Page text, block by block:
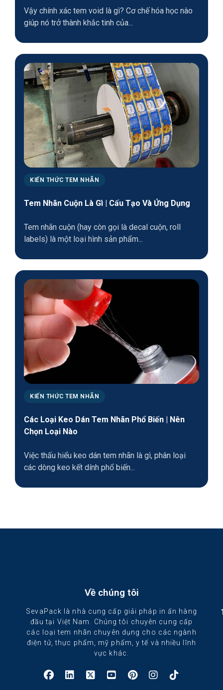
Vậy chính xác tem void là gì? Cơ chế hóa học nào
giúp nó trở thành khắc tinh của...
KIẾN THỨC TEM NHÃN
Tem Nhãn Cuộn Là Gì | Cấu Tạo Và Ứng Dụng
Tem nhãn cuộn (hay còn gọi là decal cuộn, roll
labels) là một loại hình sản phẩm...
KIẾN THỨC TEM NHÃN
Các Loại Keo Dán Tem Nhãn Phổ Biến | Nên
Chọn Loại Nào
Việc thấu hiểu keo dán tem nhãn là gì, phân loại
các dòng keo kết dính phổ biến...
Về chúng tôi
SevaPack là nhà cung cấp giải pháp in ấn hàng
đầu tại Việt Nam. Chúng tôi chuyên cung cấp
các loại tem nhãn chuyên dụng cho các ngành
điện tử, thực phẩm, mỹ phẩm, y tế và nhiều lĩnh
vực khác.